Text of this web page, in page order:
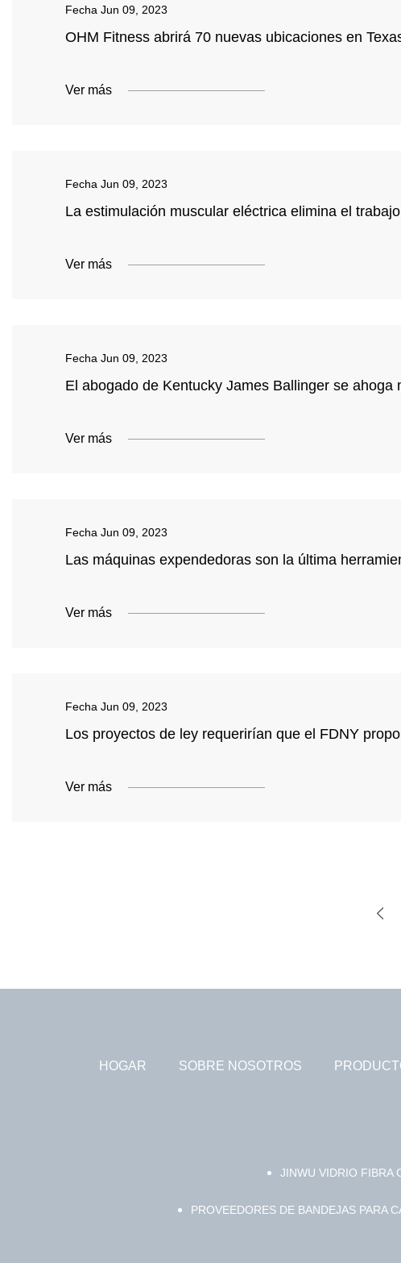
Fecha Jun 09, 2023
OHM Fitness abrirá 70 nuevas ubicaciones en
Ver más
Fecha Jun 09, 2023
La estimulación muscular eléctrica elimina el
Ver más
Fecha Jun 09, 2023
El abogado de Kentucky James Ballinger se
Ver más
Fecha Jun 09, 2023
Las máquinas expendedoras son la última
Ver más
Fecha Jun 09, 2023
Los proyectos de ley requerirían que el FDNY
Ver más
HOGAR SOBRE NOSOTROS
JINWU VIDRIO FIBRA
PROVEEDORES DE BANDEJAS PARA